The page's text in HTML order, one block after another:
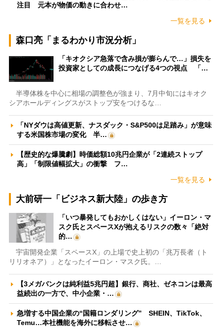
注目 元本が物価の動きに合わせ…
一覧を見る
森口亮「まるわかり市況分析」
「キオクシア急落で含み損が膨らんで…」損失を
投資家としての成長につなげる4つの視点 「…
半導体株を中心に相場の調整色が強まり、7月中旬にはキオク
シアホールディングスがストップ安をつけるな…
「NYダウは高値更新、ナスダック・S&P500は足踏み」が意味
する米国株市場の変化 半…
【歴史的な爆騰劇】時価総額10兆円企業が「2連続ストップ
高」「制限値幅拡大」の衝撃 フ…
一覧を見る
大前研一「ビジネス新大陸」の歩き方
「いつ暴発してもおかしくはない」イーロン・マ
スク氏とスペースXが抱えるリスクの数々「絶対
的…
宇宙開発企業「スペースX」の上場で史上初の「兆万長者（ト
リリオネア）」となったイーロン・マスク氏。…
【3メガバンクは純利益5兆円超】銀行、商社、ゼネコンは最高
益続出の一方で、中小企業・…
急増する中国企業の“国籍ロンダリング” SHEIN、TikTok、
Temu…本社機能を海外に移転させ…